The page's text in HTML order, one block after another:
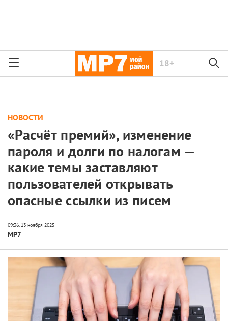
18+
НОВОСТИ
«Расчёт премий», изменение
пароля и долги по налогам —
какие темы заставляют
пользователей открывать
опасные ссылки из писем
МР7